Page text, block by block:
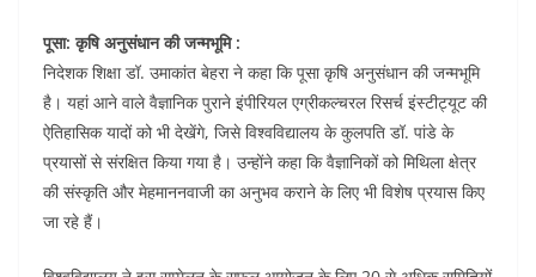
पूसा: कृषि अनुसंधान की जन्मभूमि :
निदेशक शिक्षा डॉ. उमाकांत बेहरा ने कहा कि पूसा कृषि अनुसंधान की जन्मभूमि
है। यहां आने वाले वैज्ञानिक पुराने इंपीरियल एग्रीकल्चरल रिसर्च इंस्टीट्यूट की
ऐतिहासिक यादों को भी देखेंगे, जिसे विश्वविद्यालय के कुलपति डॉ. पांडे के
प्रयासों से संरक्षित किया गया है। उन्होंने कहा कि वैज्ञानिकों को मिथिला क्षेत्र
की संस्कृति और मेहमाननवाजी का अनुभव कराने के लिए भी विशेष प्रयास किए
जा रहे हैं।